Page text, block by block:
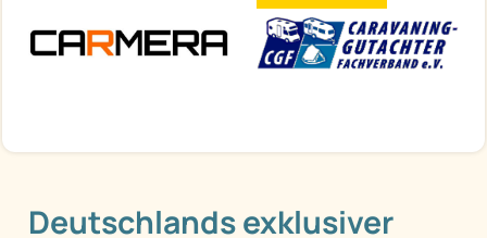
Deutschlands exklusiver